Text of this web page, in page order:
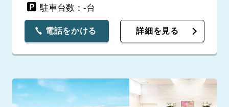
駐車台数：-台
電話をかける 詳細を見る